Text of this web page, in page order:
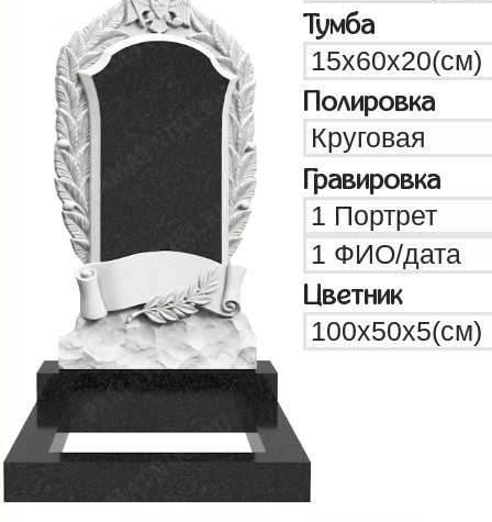
Тумба
Полировка
Гравировка
Цветник